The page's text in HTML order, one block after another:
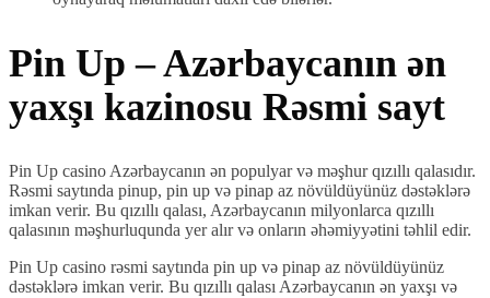
Pin Up – Azərbaycanın ən
yaxşı kazinosu Rəsmi sayt
Pin Up casino Azərbaycanın ən populyar və məşhur qızıllı qalasıdır.
Rəsmi saytında pinup, pin up və pinap az növüldüyünüz dəstəklərə
imkan verir. Bu qızıllı qalası, Azərbaycanın milyonlarca qızıllı
qalasının məşhurluqunda yer alır və onların əhəmiyyətini təhlil edir.
Pin Up casino rəsmi saytında pin up və pinap az növüldüyünüz
dəstəklərə imkan verir. Bu qızıllı qalası Azərbaycanın ən yaxşı və